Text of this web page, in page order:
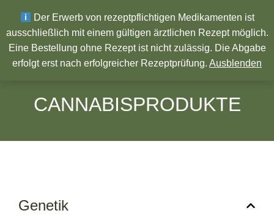
Wir wünschen ein Frohes neues Jahr!
CANNABISPRODUKTE
Genetik
Der Erwerb von rezeptpflichtigen Medikamenten ist
ausschließlich mit einem gültigen ärztlichen Rezept möglich.
Eine Bestellung ohne Rezept ist nicht zulässig. Die Abgabe
erfolgt erst nach erfolgreicher Rezeptprüfung. Ausblenden